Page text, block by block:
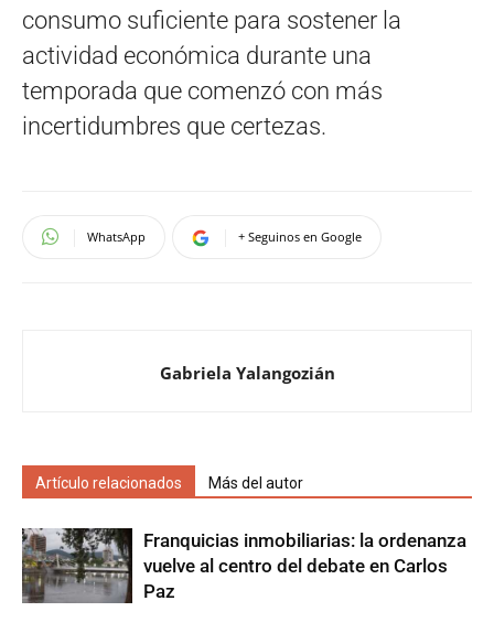
consumo suficiente para sostener la
actividad económica durante una
temporada que comenzó con más
incertidumbres que certezas.
WhatsApp + Seguinos en Google
Gabriela Yalangozián
Artículo relacionados Más del autor
Franquicias inmobiliarias: la ordenanza
vuelve al centro del debate en Carlos
Paz